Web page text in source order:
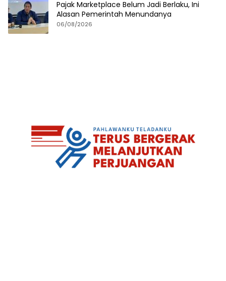
Pajak Marketplace Belum Jadi Berlaku, Ini
Alasan Pemerintah Menundanya
06/08/2026